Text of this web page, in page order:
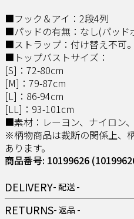
■フック＆アイ：2段4列
■パッドの有無：なし(パッド
■ストラップ：付け替え不可
■トップバストサイズ：
[S]：72-80cm
[M]：79-87cm
[L]：86-94cm
[LL]：93-101cm
■素材：レーヨン、ナイロン
※柄物商品は裁断の関係上、
あります。
商品番号: 10199626
DELIVERY- 配送 -
RETURNS- 返品 -